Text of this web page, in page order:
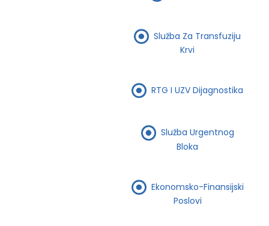
Služba Za Transfuziju
Krvi
RTG I UZV Dijagnostika
Služba Urgentnog
Bloka
Ekonomsko-Finansijski
Poslovi